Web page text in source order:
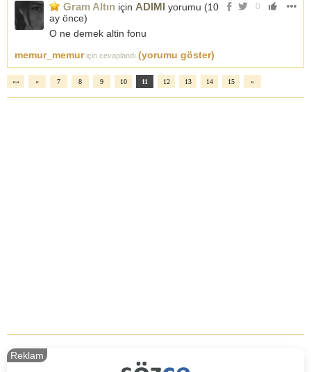
0
Gram Altın için ADIMI yorumu (10
ay önce)
O ne demek altin fonu
memur_memuriçin cevaplandı (yorumu göster)
«« « 7 8 9 10 11 12 13 14 15 »
Reklam